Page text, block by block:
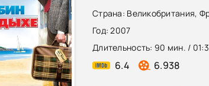
Страна: Великобритания,
Год:2007
Длительность: 90 мин. /
6.4 6.938